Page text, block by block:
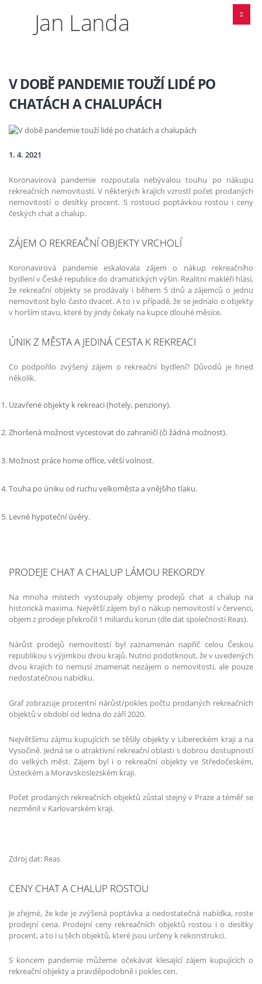
Jan Landa
V DOBĚ PANDEMIE TOUŽÍ LIDÉ PO
CHATÁCH A CHALUPÁCH
1. 4. 2021
Koronavirová pandemie rozpoutala nebývalou touhu po nákupu
rekreačních nemovitostí. V některých krajích vzrostl počet prodaných
nemovitostí o desítky procent. S rostoucí poptávkou rostou i ceny
českých chat a chalup.
ZÁJEM O REKREAČNÍ OBJEKTY VRCHOLÍ
Koronavirová pandemie eskalovala zájem o nákup rekreačního
bydlení v České republice do dramatických výšin. Realitní makléři hlásí,
že rekreační objekty se prodávaly i během 5 dnů a zájemců o jednu
nemovitost bylo často dvacet. A to i v případě, že se jednalo o objekty
v horším stavu, které by jindy čekaly na kupce dlouhé měsíce.
ÚNIK Z MĚSTA A JEDINÁ CESTA K REKREACI
Co podpořilo zvýšený zájem o rekreační bydlení? Důvodů je hned
několik.
Uzavřené objekty k rekreaci (hotely, penziony).
Zhoršená možnost vycestovat do zahraničí (či žádná možnost).
Možnost práce home office, větší volnost.
Touha po úniku od ruchu velkoměsta a vnějšího tlaku.
Levné hypoteční úvěry.
PRODEJE CHAT A CHALUP LÁMOU REKORDY
Na mnoha místech vystoupaly objemy prodejů chat a chalup na
historická maxima. Největší zájem byl o nákup nemovitostí v červenci,
objem z prodeje překročil 1 miliardu korun (dle dat společnosti Reas).
Nárůst prodejů nemovitostí byl zaznamenán napříč celou Českou
republikou s výjimkou dvou krajů. Nutno podotknout, že v uvedených
dvou krajích to nemusí znamenat nezájem o nemovitosti, ale pouze
nedostatečnou nabídku.
Graf zobrazuje procentní nárůst/pokles počtu prodaných rekreačních
objektů v období od ledna do září 2020.
Největšímu zájmu kupujících se těšily objekty v Libereckém kraji a na
Vysočině. Jedná se o atraktivní rekreační oblasti s dobrou dostupností
do velkých měst. Zájem byl i o rekreační objekty ve Středočeském,
Ústeckém a Moravskoslezském kraji.
Počet prodaných rekreačních objektů zůstal stejný v Praze a téměř se
nezměnil v Karlovarském kraji.
Zdroj dat: Reas
CENY CHAT A CHALUP ROSTOU
Je zřejmé, že kde je zvýšená poptávka a nedostatečná nabídka, roste
prodejní cena. Prodejní ceny rekreačních objektů rostou i o desítky
procent, a to i u těch objektů, které jsou určeny k rekonstrukci.
S koncem pandemie můžeme očekávat klesající zájem kupujících o
rekreační objekty a pravděpodobně i pokles cen.